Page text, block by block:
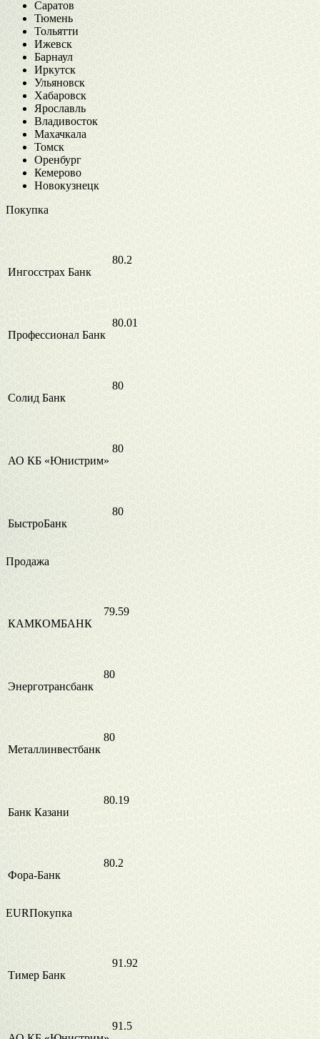
Саратов
Тюмень
Тольятти
Ижевск
Барнаул
Иркутск
Ульяновск
Хабаровск
Ярославль
Владивосток
Махачкала
Томск
Оренбург
Кемерово
Новокузнецк
Покупка
Ингосстрах Банк
80.2
Профессионал Банк
80.01
Солид Банк
80
АО КБ «Юнистрим»
80
БыстроБанк
80
Продажа
КАМКОМБАНК
79.59
Энерготрансбанк
80
Металлинвестбанк
80
Банк Казани
80.19
Фора-Банк
80.2
EURПокупка
Тимер Банк
91.92
91.5